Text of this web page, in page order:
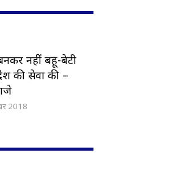
नहीं बहू-बेटी
की सेवा की –
2018